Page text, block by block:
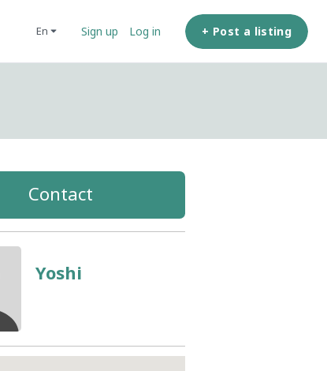
en Sign up Log in + Post a listing
Contact
Yoshi